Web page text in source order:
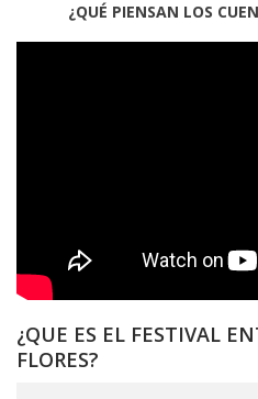
¿QUÉ PIENSAN LOS
¿QUE ES EL FESTIVAL
FLORES?